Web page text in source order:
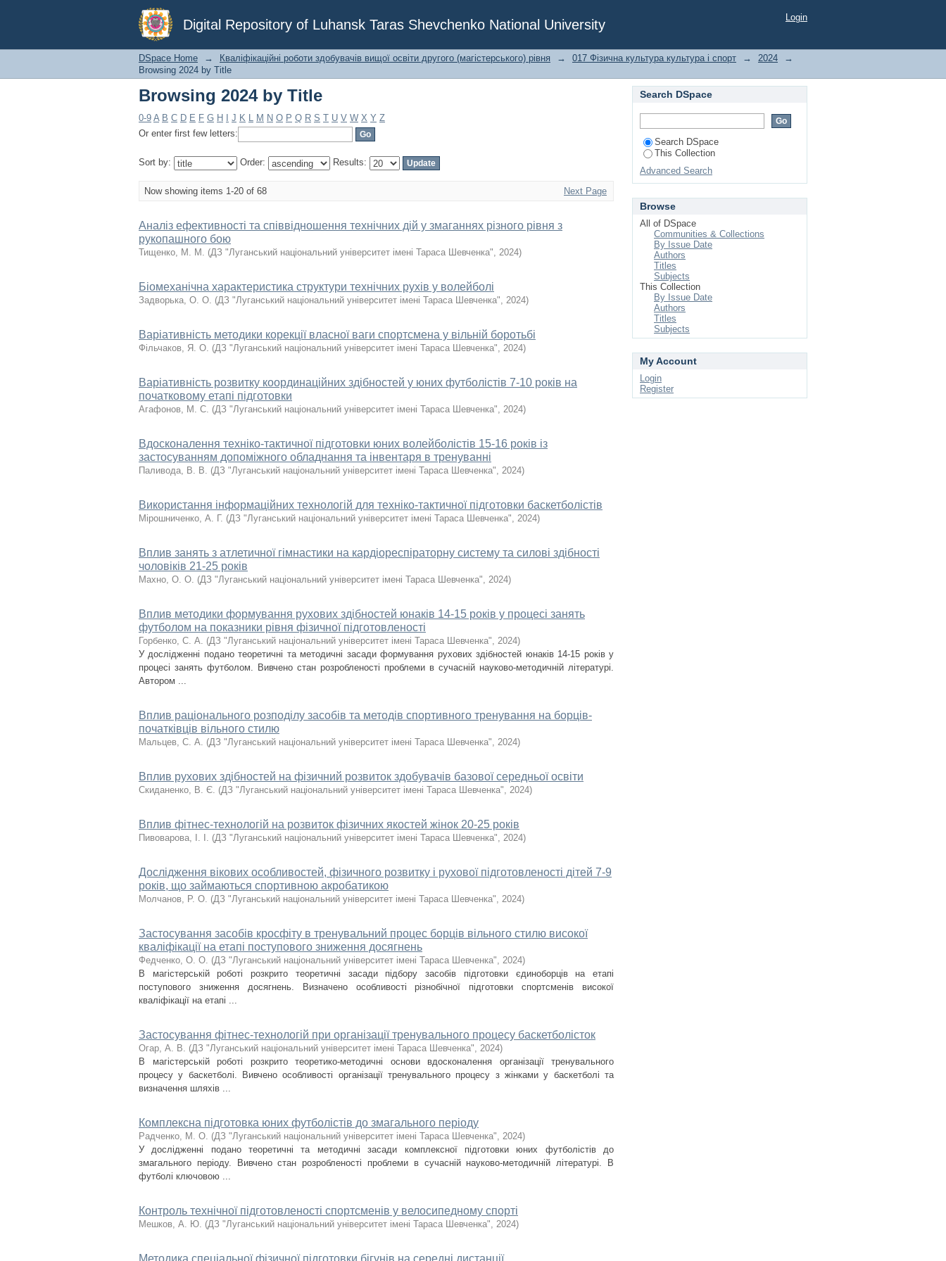
Digital Repository of Luhansk Taras Shevchenko National University
Browsing 2024 by Title Login
DSpace Home → Кваліфікаційні роботи здобувачів вищої освіти другого (магістерського) рівня → 017 Фізична культура культура і спорт → 2024
→
Browsing 2024 by Title
Browsing 2024 by Title
0-9 A B C D E F G H J K L M N O P Q R S T U V W X Y Z
Or enter first few letters:
Sort by: Order: Results:
Now showing items 1-20 of 68 Next Page
Аналіз ефективності та співвідношення технічних дій у змаганнях різного рівня з
рукопашного бою
Тищенко, М. М. (ДЗ "Луганський національний університет імені Тараса Шевченка", 2024)
Біомеханічна характеристика структури технічних рухів у волейболі
Задворька, О. О. (ДЗ "Луганський національний університет імені Тараса Шевченка", 2024)
Варіативність методики корекції власної ваги спортсмена у вільній боротьбі
Фільчаков, Я. О. (ДЗ "Луганський національний університет імені Тараса Шевченка", 2024)
Варіативність розвитку координаційних здібностей у юних футболістів 7-10 років на
початковому етапі підготовки
Агафонов, М. С. (ДЗ "Луганський національний університет імені Тараса Шевченка", 2024)
Вдосконалення техніко-тактичної підготовки юних волейболістів 15-16 років із
застосуванням допоміжного обладнання та інвентаря в тренуванні
Паливода, В. В. (ДЗ "Луганський національний університет імені Тараса Шевченка", 2024)
Використання інформаційних технологій для техніко-тактичної підготовки баскетболістів
Мірошниченко, А. Г. (ДЗ "Луганський національний університет імені Тараса Шевченка", 2024)
Вплив занять з атлетичної гімнастики на кардіореспіраторну систему та силові здібності
чоловіків 21-25 років
Махно, О. О. (ДЗ "Луганський національний університет імені Тараса Шевченка", 2024)
Вплив методики формування рухових здібностей юнаків 14-15 років у процесі занять
футболом на показники рівня фізичної підготовленості
Горбенко, С. А. (ДЗ "Луганський національний університет імені Тараса Шевченка", 2024)
У дослідженні подано теоретичні та методичні засади формування рухових здібностей юнаків 14-15 років у
процесі занять футболом. Вивчено стан розробленості проблеми в сучасній науково-методичній літературі.
Автором ...
Вплив раціонального розподілу засобів та методів спортивного тренування на борців-
початківців вільного стилю
Мальцев, С. А. (ДЗ "Луганський національний університет імені Тараса Шевченка", 2024)
Вплив рухових здібностей на фізичний розвиток здобувачів базової середньої освіти
Скиданенко, В. Є. (ДЗ "Луганський національний університет імені Тараса Шевченка", 2024)
Вплив фітнес-технологій на розвиток фізичних якостей жінок 20-25 років
Пивоварова, І. І. (ДЗ "Луганський національний університет імені Тараса Шевченка", 2024)
Дослідження вікових особливостей, фізичного розвитку і рухової підготовленості дітей 7-9
років, що займаються спортивною акробатикою
Молчанов, Р. О. (ДЗ "Луганський національний університет імені Тараса Шевченка", 2024)
Застосування засобів кросфіту в тренувальний процес борців вільного стилю високої
кваліфікації на етапі поступового зниження досягнень
Федченко, О. О. (ДЗ "Луганський національний університет імені Тараса Шевченка", 2024)
В магістерській роботі розкрито теоретичні засади підбору засобів підготовки єдиноборців на етапі
поступового зниження досягнень. Визначено особливості різнобічної підготовки спортсменів високої
кваліфікації на етапі ...
Застосування фітнес-технологій при організації тренувального процесу баскетболісток
Огар, А. В. (ДЗ "Луганський національний університет імені Тараса Шевченка", 2024)
В магістерській роботі розкрито теоретико-методичні основи вдосконалення організації тренувального
процесу у баскетболі. Вивчено особливості організації тренувального процесу з жінками у баскетболі та
визначення шляхів ...
Комплексна підготовка юних футболістів до змагального періоду
Радченко, М. О. (ДЗ "Луганський національний університет імені Тараса Шевченка", 2024)
У дослідженні подано теоретичні та методичні засади комплексної підготовки юних футболістів до
змагального періоду. Вивчено стан розробленості проблеми в сучасній науково-методичній літературі. В
футболі ключовою ...
Контроль технічної підготовленості спортсменів у велосипедному спорті
Мешков, А. Ю. (ДЗ "Луганський національний університет імені Тараса Шевченка", 2024)
Методика спеціальної фізичної підготовки бігунів на середні дистанції
Search DSpace
Search DSpace
This Collection
Advanced Search
Browse
All of DSpace
Communities & Collections
By Issue Date
Authors
Titles
Subjects
This Collection
By Issue Date
Authors
Titles
Subjects
My Account
Login
Register